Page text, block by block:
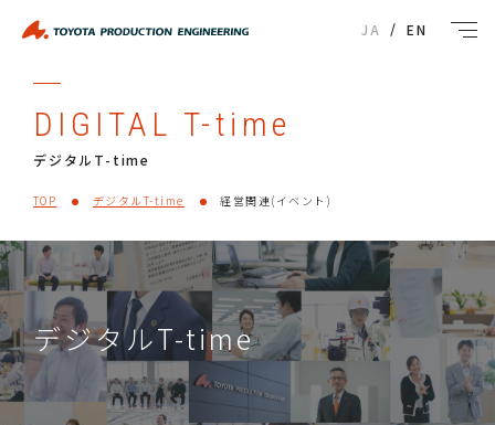
JA EN
DIGITAL T-time
デジタルT-time
TOP デジタルT-time 経営関連(イベント)
デジタルT-time